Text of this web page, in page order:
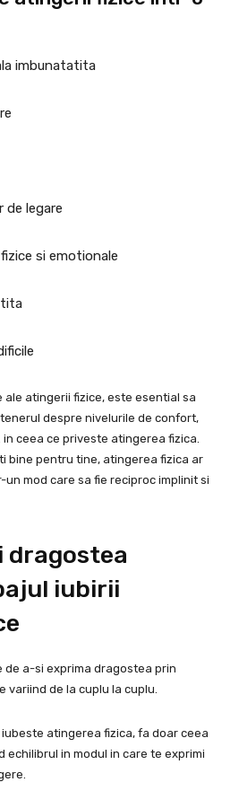
imbunatatita
de legare
si emotionale
atingerii fizice, este esential sa
despre nivelurile de confort,
ceea ce priveste atingerea fizica.
bine pentru tine, atingerea fizica ar
mod care sa fie reciproc implinit si
dragostea
iubirii
de a-si exprima dragostea prin
de la cuplu la cuplu.
atingerea fizica, fa doar ceea
echilibrul in modul in care te exprimi